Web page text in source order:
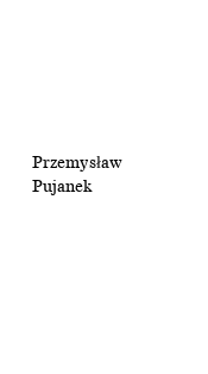
Przemysław
Pujanek